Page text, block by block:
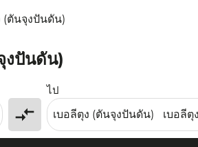
(ตันจุงปันดัน)
งปันดัน)
compare_arrows
ไป
อค้นหาข้อเสนอ